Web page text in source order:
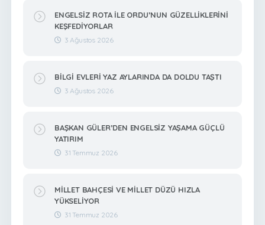
ENGELSİZ ROTA İLE ORDU’NUN GÜZELLİKLERİNİ
KEŞFEDİYORLAR
3 Ağustos 2026
BİLGİ EVLERİ YAZ AYLARINDA DA DOLDU TAŞTI
3 Ağustos 2026
BAŞKAN GÜLER’DEN ENGELSİZ YAŞAMA GÜÇLÜ
YATIRIM
31 Temmuz 2026
MİLLET BAHÇESİ VE MİLLET DÜZÜ HIZLA
YÜKSELİYOR
31 Temmuz 2026